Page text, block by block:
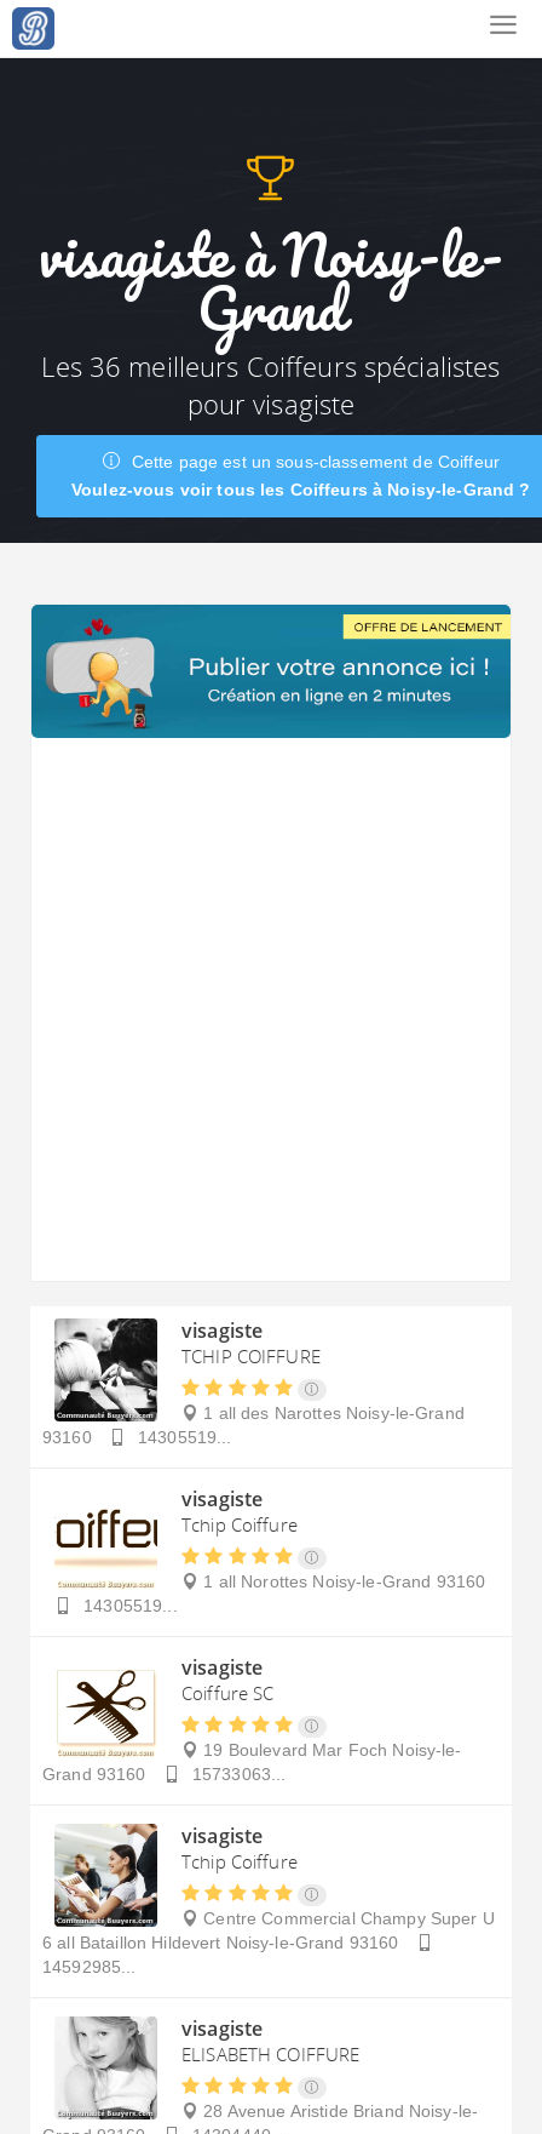
visagiste à Noisy-le-
Grand
Les 36 meilleurs Coiffeurs spécialistes
pour visagiste
Cette page est un sous-classement de Coiffeur
Voulez-vous voir tous les Coiffeurs à Noisy-le-Grand ?
visagiste
TCHIP COIFFURE
1 all des Narottes Noisy-le-Grand
93160
14305519...
visagiste
Tchip Coiffure
1 all Norottes Noisy-le-Grand 93160
14305519...
visagiste
Coiffure SC
19 Boulevard Mar Foch Noisy-le-
Grand 93160 15733063...
visagiste
Tchip Coiffure
Centre Commercial Champy Super U
6 all Bataillon Hildevert Noisy-le-Grand 93160
14592985...
visagiste
ELISABETH COIFFURE
28 Avenue Aristide Briand Noisy-le-